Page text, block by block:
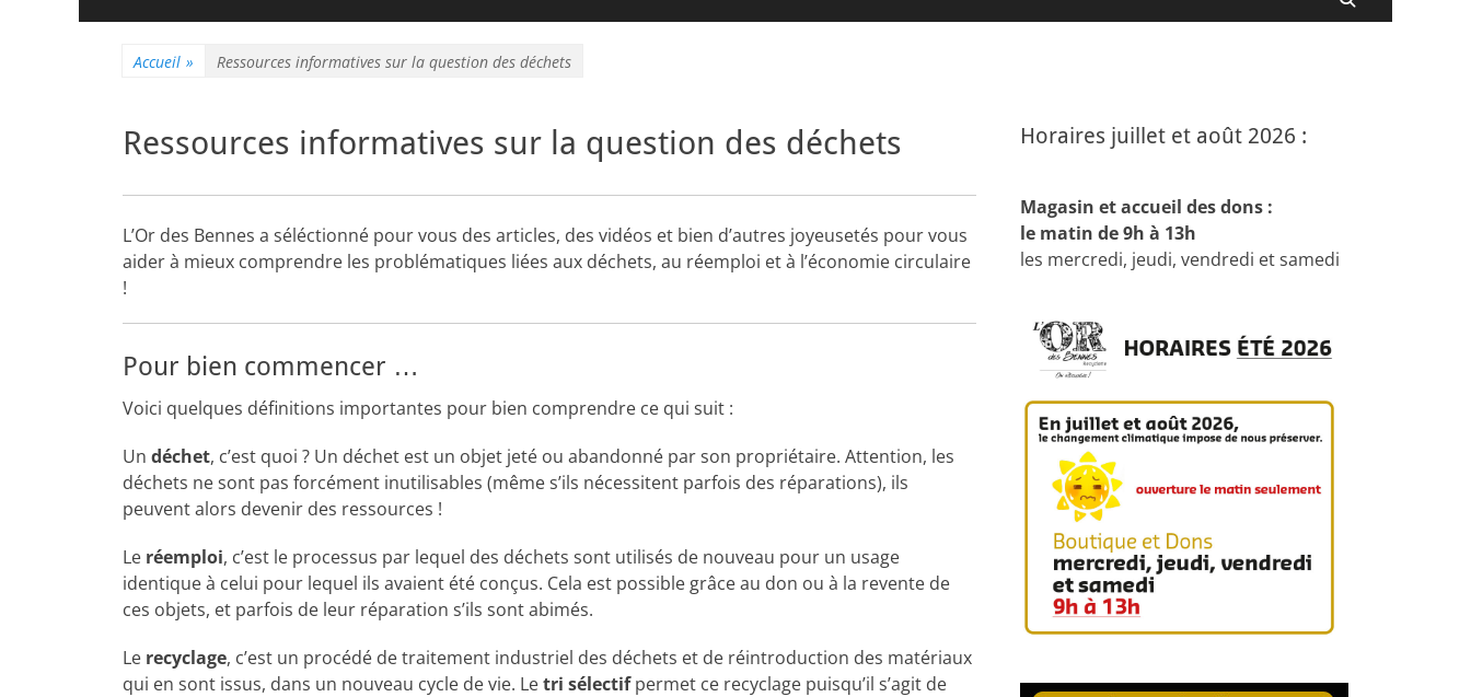
Accueil » Ressources informatives sur la question des déchets
Ressources informatives sur la question des déchets
L’Or des Bennes a séléctionné pour vous des articles, des vidéos et bien d’autres joyeusetés pour vous
aider à mieux comprendre les problématiques liées aux déchets, au réemploi et à l’économie circulaire
!
Pour bien commencer …
Voici quelques définitions importantes pour bien comprendre ce qui suit :
Un déchet, c’est quoi ? Un déchet est un objet jeté ou abandonné par son propriétaire. Attention, les
déchets ne sont pas forcément inutilisables (même s’ils nécessitent parfois des réparations), ils
peuvent alors devenir des ressources !
Le réemploi, c’est le processus par lequel des déchets sont utilisés de nouveau pour un usage
identique à celui pour lequel ils avaient été conçus. Cela est possible grâce au don ou à la revente de
ces objets, et parfois de leur réparation s’ils sont abimés.
Le recyclage, c’est un procédé de traitement industriel des déchets et de réintroduction des matériaux
qui en sont issus, dans un nouveau cycle de vie. Letri sélectifpermet ce recyclage puisqu’il s’agit de
Horaires juillet et août 2026 :
Magasin et accueil des dons :
le matin de 9h à 13h
les mercredi, jeudi, vendredi et samedi